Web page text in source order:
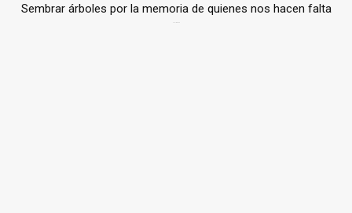
Sembrar árboles por la memoria de quienes nos hacen falta